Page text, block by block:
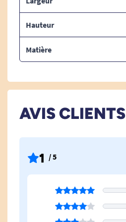
Hauteur
Matière
AVIS CLIENTS
1 / 5